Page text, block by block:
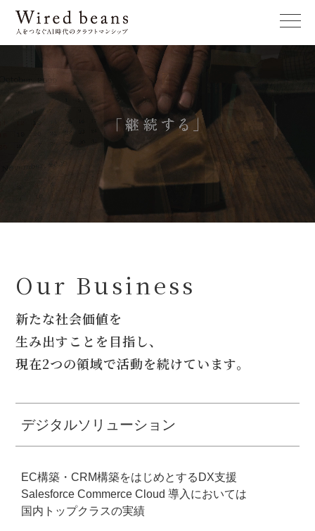
Our Business
新たな社会価値を
生み出すことを目指し、
現在2つの領域で活動を続けています。
デジタルソリューション
EC構築・CRM構築をはじめとするDX支援
Salesforce Commerce Cloud 導入においては
国内トップクラスの実績